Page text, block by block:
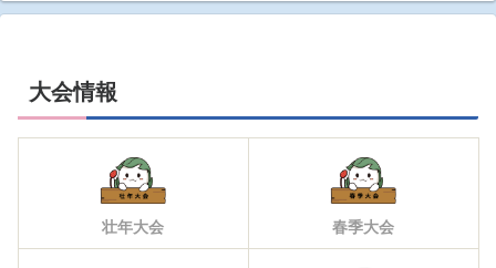
大会情報
壮年大会 春季大会